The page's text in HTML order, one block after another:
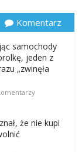
Komentarz
samochody
jeden z
„zwinęła
że nie kupi